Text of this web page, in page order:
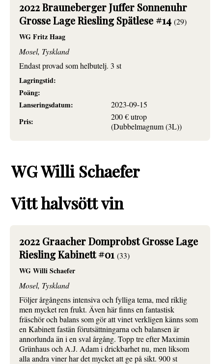
2022 Brauneberger Juffer Sonnenuhr
Grosse Lage Riesling Spätlese #14 (29)
WG Fritz Haag
Mosel, Tyskland
Endast provad som helbutelj. 3 st
Lagringstid:
Poäng:
Lanseringsdatum:
2023-09-15
Pris:
200 € utrop
(Dubbelmagnum (3L))
WG Willi Schaefer
Vitt halvsött vin
2022 Graacher Domprobst Grosse Lage
Riesling Kabinett #01 (33)
WG Willi Schaefer
Mosel, Tyskland
Följer årgångens intensiva och fylliga tema, med riklig
men mycket ren frukt. Även här finns en fantastisk
fräschör och balans som gör att vinet verkligen känns som
en Kabinett fastän förutsättningarna och balansen är
annorlunda än i en sval årgång. Topp tre efter Maximin
Grünhaus och A.J. Adam i drickbarhet nu, men liksom
alla andra viner har det mycket att ge på sikt. 900 st